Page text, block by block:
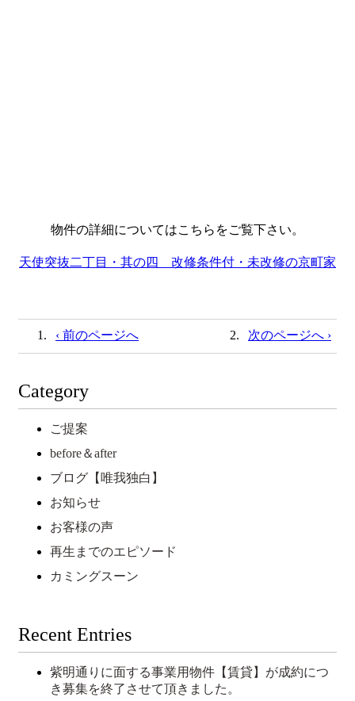
物件の詳細についてはこちらをご覧下さい。
天使突抜二丁目・其の四 改修条件付・未改修の京町家
‹ 前のページへ 次のページへ ›
Category
ご提案
before＆after
ブログ【唯我独白】
お知らせ
お客様の声
再生までのエピソード
カミングスーン
Recent Entries
紫明通りに面する事業用物件【賃貸】が成約につ
き募集を終了させて頂きました。